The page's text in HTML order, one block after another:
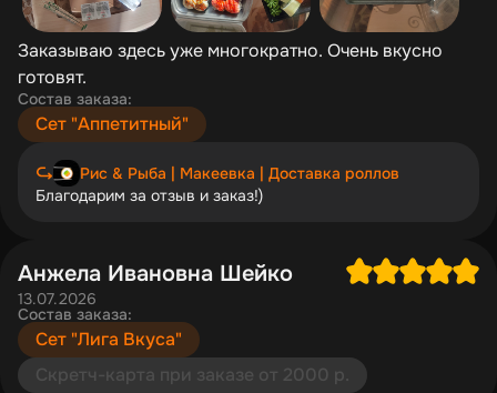
Заказываю здесь уже многократно. Очень вкусно
готовят.
Состав заказа:
Сет "Аппетитный"
Рис & Рыба | Макеевка | Доставка роллов
Благодарим за отзыв и заказ!)
Анжела Ивановна Шейко
13.07.2026
Состав заказа:
Сет "Лига Вкуса"
Скретч-карта при заказе от 2000 р.